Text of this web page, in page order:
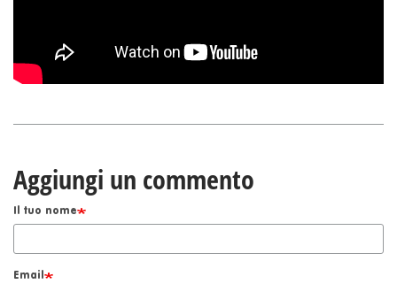
Aggiungi un commento
Il tuo nome
Email